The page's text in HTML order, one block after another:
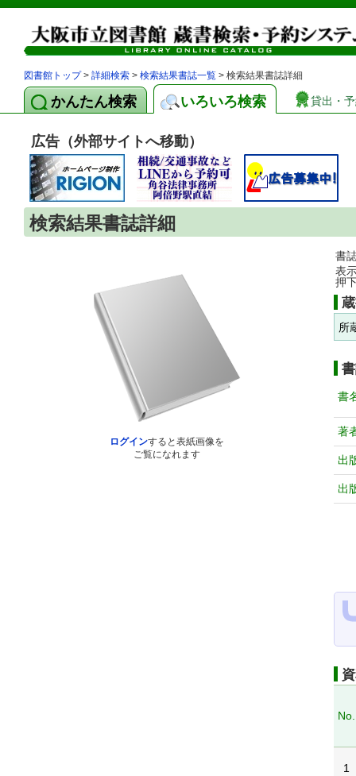
図書館トップ> 詳細検索 > 検索結果書誌一覧 > 検索結果書誌詳細
かんたん検索 いろいろ検索 貸出・
広告（外部サイトへ移動）
検索結果書誌詳細
ログインすると表紙画像を
ご覧になれます
書
表
押
所
書
著
出
出
No.
1